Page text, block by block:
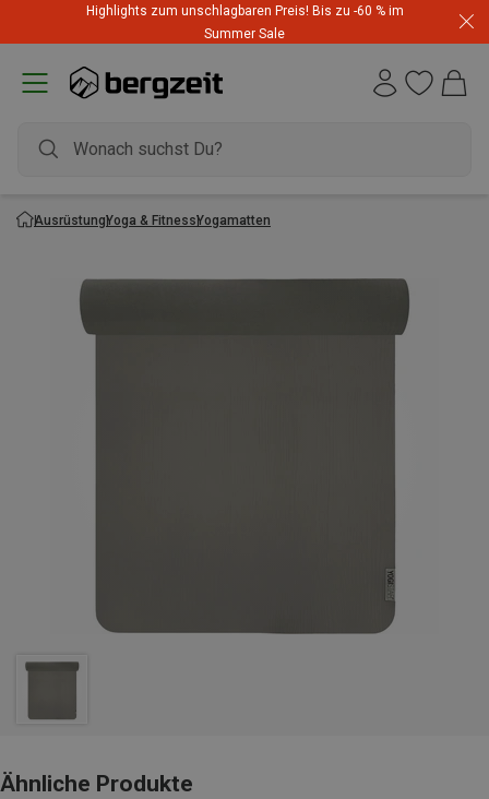
Highlights zum unschlagbaren Preis! Bis zu -60 % im
Summer Sale
AusrüstungYoga & FitnessYogamatten
Ähnliche Produkte